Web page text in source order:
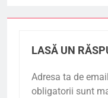
LASĂ UN
Adresa ta de
obligatorii sunt